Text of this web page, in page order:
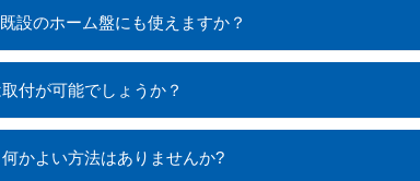
設のホーム盤にも使えますか？
付が可能でしょうか？
かよい方法はありませんか?